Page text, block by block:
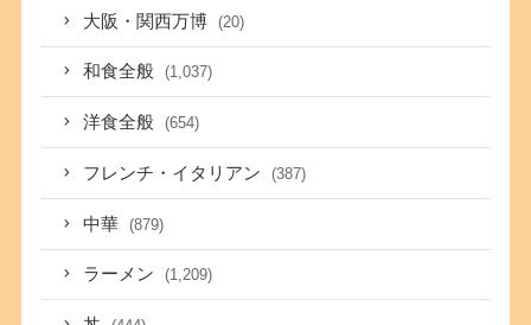
大阪・関西万博 (20)
和食全般 (1,037)
洋食全般 (654)
フレンチ・イタリアン (387)
中華 (879)
ラーメン (1,209)